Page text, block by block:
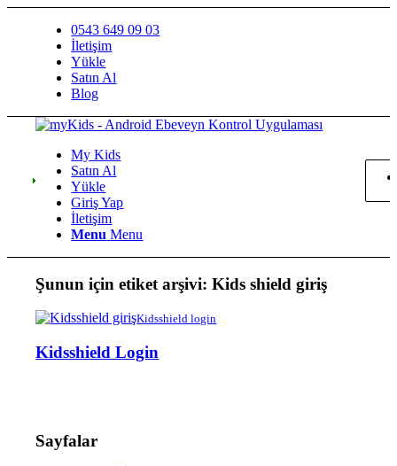
0543 649 09 03
İletişim
Yükle
Satın Al
Blog
My Kids
Satın Al
Yükle
Giriş Yap
İletişim
Menu Menu
Şunun için etiket arşivi:Kids shield giriş
Kidsshield login
Kidsshield Login
Sayfalar